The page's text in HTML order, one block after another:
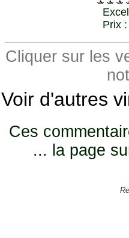
Prix
Cliquer sur les
Voir d'autres
Ces
... la page